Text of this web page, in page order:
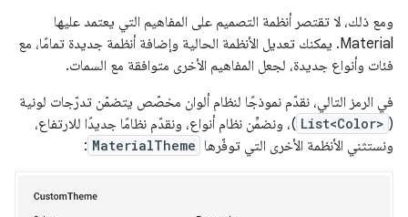
ومع ذلك، لا تقتصر أنظمة التصميم على المفاهيم التي يعتمد عليها
Material. يمكنك تعديل الأنظمة الحالية وإضافة أنظمة جديدة تمامًا، مع
فئات وأنواع جديدة، لجعل المفاهيم الأخرى متوافقة مع السمات.
في الرمز التالي، نقدّم نموذجًا لنظام ألوان مخصّص يتضمّن تدرّجات لونية
(
List<Color> )، ونضمِّن نظام أنواع، ونقدّم نظامًا جديدًا للارتفاع،
ونستثني الأنظمة الأخرى التي توفّرها MaterialTheme
: